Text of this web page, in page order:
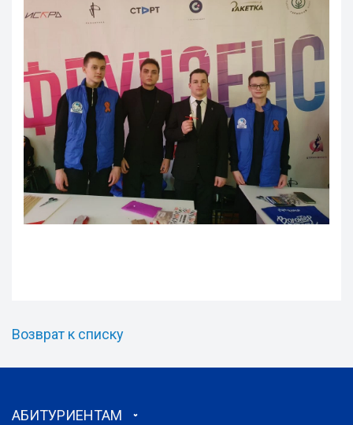
Возврат к списку
АБИТУРИЕНТАМ